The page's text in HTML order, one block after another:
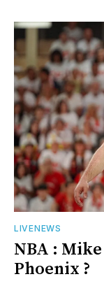
LIVENEWS
NBA :
Phoenix ?